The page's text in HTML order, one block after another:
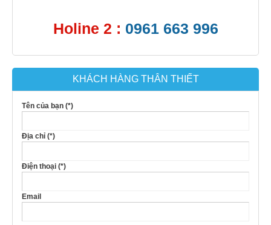
Holine 2 : 0961 663 996
KHÁCH HÀNG THÂN THIẾT
Tên của bạn (*)
Địa chỉ (*)
Điện thoại (*)
Email